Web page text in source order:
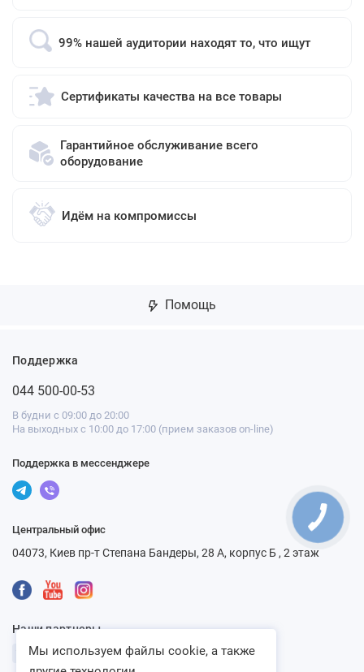
99% нашей аудитории находят то, что ищут
Сертификаты качества на все товары
Гарантийное обслуживание всего
оборудование
Идём на компромиссы
Помощь
Поддержка
044 500-00-53
В будни с 09:00 до 20:00
На выходных с 10:00 до 17:00 (прием заказов on-line)
Поддержка в мессенджере
Центральный офис
04073, Киев пр-т Степана Бандеры, 28 А, корпус Б , 2 этаж
Наши партнеры
Мы используем файлы cookie, а также